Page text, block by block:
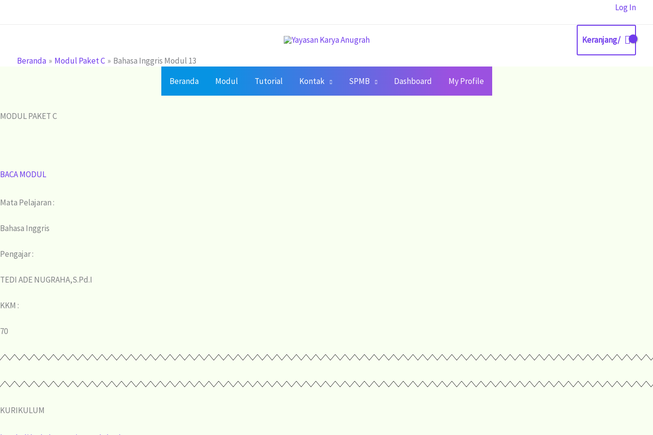
Log In
Keranjang/
Beranda
Modul Paket C
Bahasa Inggris Modul 13
Beranda
Modul Tutorial Kontak SPMB Dashboard My Profile
MODUL PAKET C
BACA MODUL
Mata Pelajaran :
Bahasa Inggris
Pengajar :
TEDI ADE NUGRAHA,S.Pd.I
KKM :
70
KURIKULUM